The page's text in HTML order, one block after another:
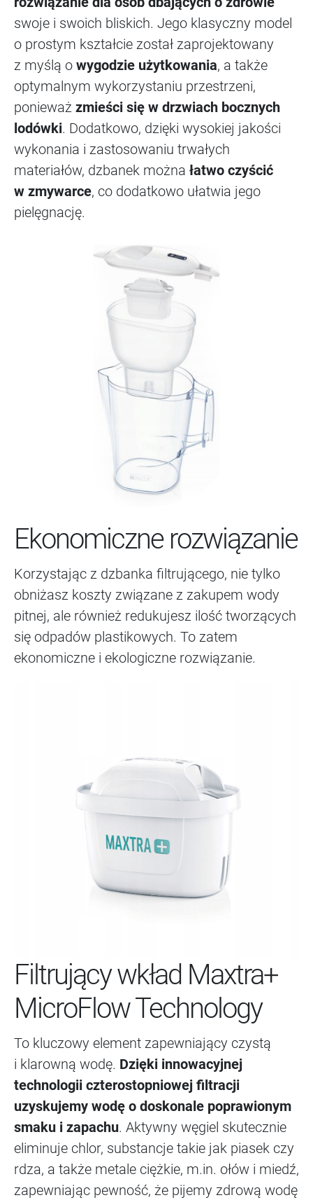
swoje i swoich bliskich. Jego klasyczny model
o prostym kształcie został zaprojektowany
z myślą o wygodzie użytkowania, a także
optymalnym wykorzystaniu przestrzeni,
ponieważ zmieści się w drzwiach bocznych
lodówki. Dodatkowo, dzięki wysokiej jakości
wykonania i zastosowaniu trwałych
materiałów, dzbanek można łatwo czyścić
w zmywarce, co dodatkowo ułatwia jego
pielęgnację.
Ekonomiczne rozwiązanie
Korzystając z dzbanka filtrującego, nie tylko
obniżasz koszty związane z zakupem wody
pitnej, ale również redukujesz ilość tworzących
się odpadów plastikowych. To zatem
ekonomiczne i ekologiczne rozwiązanie.
Filtrujący wkład Maxtra+
MicroFlow Technology
To kluczowy element zapewniający czystą
i klarowną wodę. Dzięki innowacyjnej
technologii czterostopniowej filtracji
uzyskujemy wodę o doskonale poprawionym
smaku i zapachu. Aktywny węgiel skutecznie
eliminuje chlor, substancje takie jak piasek czy
rdza, a także metale ciężkie, m.in. ołów i miedź,
zapewniając pewność, że pijemy zdrową wodę